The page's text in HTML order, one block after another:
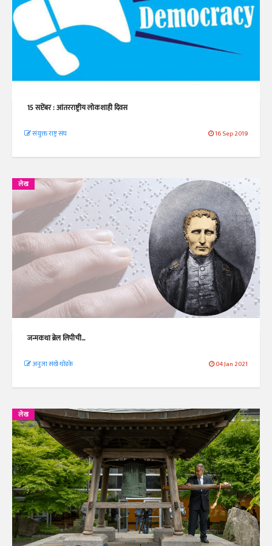
15 सप्टेंबर : आंतरराष्ट्रीय लोकशाही दिवस
संयुक्त राष्ट्र संघ 16 Sep 2019
लेख
जन्मकथा ब्रेल लिपीची...
अनुजा संखे-घोडके 04 Jan 2021
लेख